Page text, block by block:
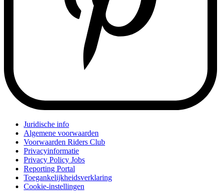
Juridische info
Algemene voorwaarden
Voorwaarden Riders Club
Privacyinformatie
Privacy Policy Jobs
Reporting Portal
Toegankelijkheidsverklaring
Cookie-instellingen